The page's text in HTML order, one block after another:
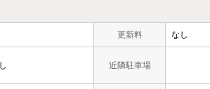
更新料 なし
近隣駐車場